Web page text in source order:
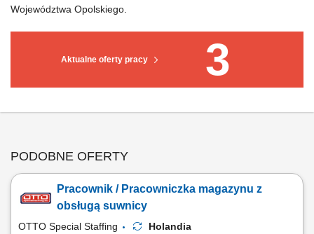
Aktualne oferty pracy 3
Województwa Opolskiego.
PODOBNE OFERTY
Pracownik / Pracowniczka magazynu z
obsługą suwnicy
OTTO Special Staffing Holandia